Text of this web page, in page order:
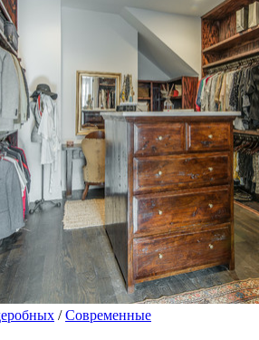
/Современные